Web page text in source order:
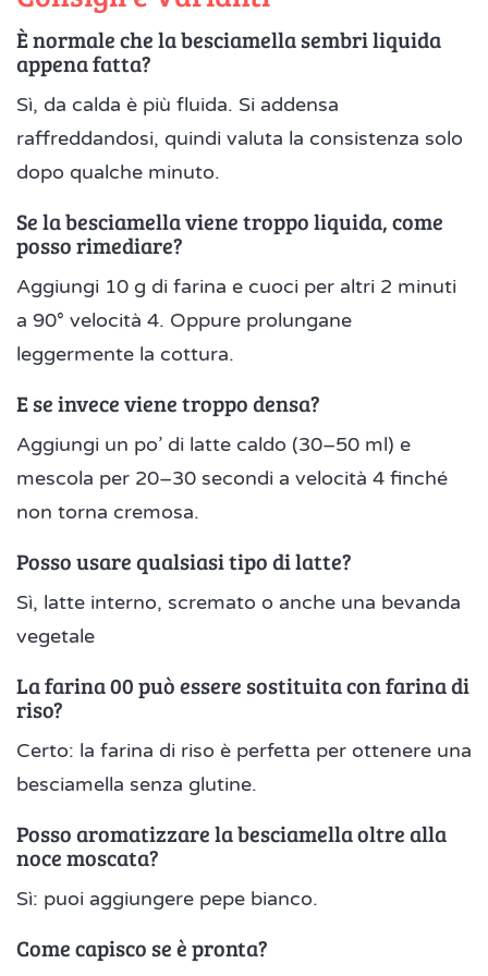
È normale che la besciamella sembri liquida
appena fatta?
Sì, da calda è più fluida. Si addensa
raffreddandosi, quindi valuta la consistenza solo
dopo qualche minuto.
Se la besciamella viene troppo liquida, come
posso rimediare?
Aggiungi 10 g di farina e cuoci per altri 2 minuti
a 90° velocità 4. Oppure prolungane
leggermente la cottura.
E se invece viene troppo densa?
Aggiungi un po’ di latte caldo (30–50 ml) e
mescola per 20–30 secondi a velocità 4 finché
non torna cremosa.
Posso usare qualsiasi tipo di latte?
Sì, latte interno, scremato o anche una bevanda
vegetale
La farina 00 può essere sostituita con farina di
riso?
Certo: la farina di riso è perfetta per ottenere una
besciamella senza glutine.
Posso aromatizzare la besciamella oltre alla
noce moscata?
Sì: puoi aggiungere pepe bianco.
Come capisco se è pronta?